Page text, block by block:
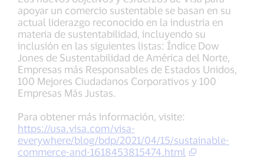
apoyar un comercio sustentable se basan en su
actual liderazgo reconocido en la industria en
materia de sustentabilidad, incluyendo su
inclusión en las siguientes listas: Índice Dow
Jones de Sustentabilidad de América del Norte,
Empresas más Responsables de Estados Unidos,
100 Mejores Ciudadanos Corporativos y 100
Empresas Más Justas.
Para obtener más información, visite:
https://usa.visa.com/visa-
everywhere/blog/bdp/2021/04/15/sustainable-
commerce-and-1618453815474.html